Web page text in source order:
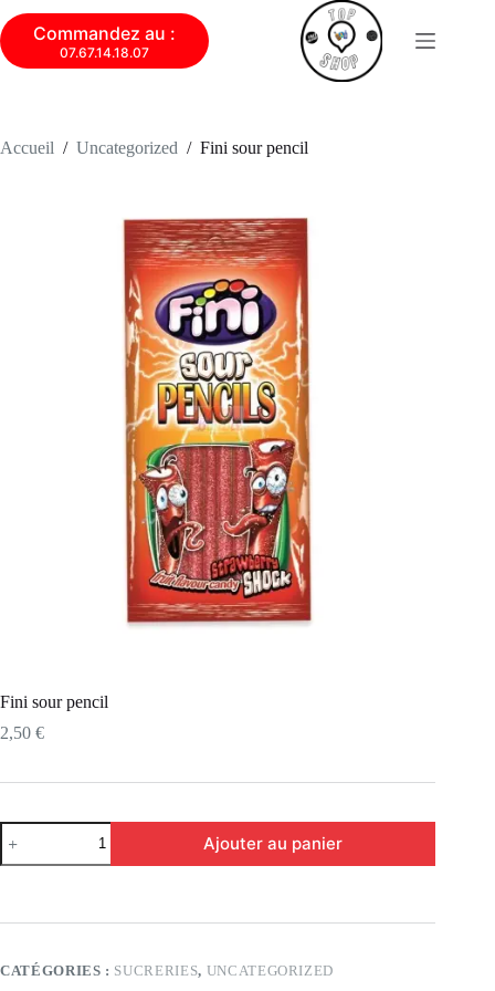
Commandez au :
07.67.14.18.07
Accueil / Uncategorized / Fini sour pencil
Fini sour pencil
2,50 €
Ajouter au panier
CATÉGORIES : SUCRERIES, UNCATEGORIZED